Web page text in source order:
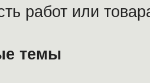
работ или
темы